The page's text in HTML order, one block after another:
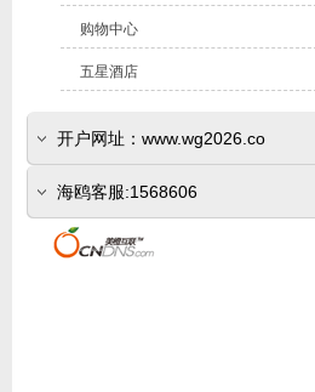
购物中心
五星酒店
开户网址：www.wg2026.co
(www.sr800.com)
海鸥客服:1568606